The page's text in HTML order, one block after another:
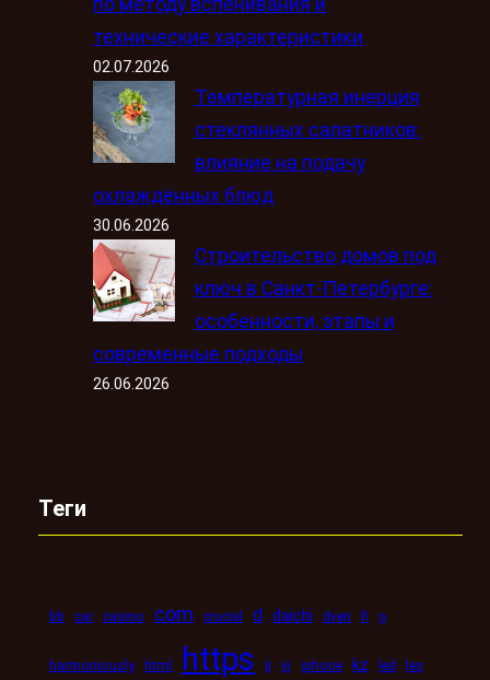
по методу вспенивания и
технические характеристики
02.07.2026
Температурная инерция
стеклянных салатников:
влияние на подачу
охлаждённых блюд
30.06.2026
Строительство домов под
ключ в Санкт-Петербурге:
особенности, этапы и
современные подходы
26.06.2026
Теги
bb car casino com crucial d daichi dveri fi g
harmoniously html https ii iii iphone kz led les